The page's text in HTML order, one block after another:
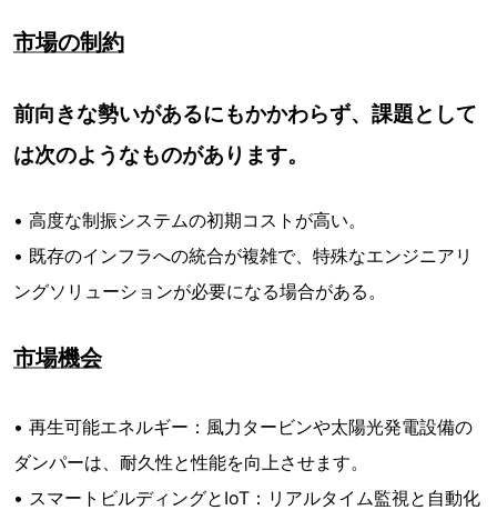
市場の制約
前向きな勢いがあるにもかかわらず、課題として
は次のようなものがあります。
• 高度な制振システムの初期コストが高い。
• 既存のインフラへの統合が複雑で、特殊なエンジニアリ
ングソリューションが必要になる場合がある。
市場機会
• 再生可能エネルギー：風力タービンや太陽光発電設備の
ダンパーは、耐久性と性能を向上させます。
• スマートビルディングとIoT：リアルタイム監視と自動化